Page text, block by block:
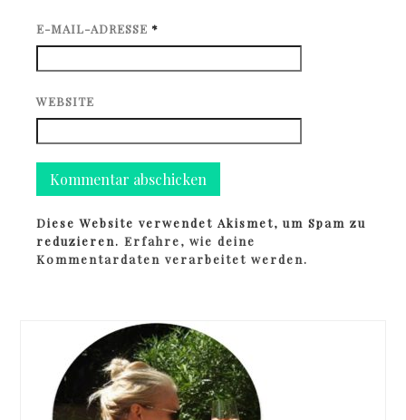
E-MAIL-ADRESSE *
WEBSITE
Diese Website verwendet Akismet, um Spam zu
reduzieren.Erfahre, wie deine
Kommentardaten verarbeitet werden.